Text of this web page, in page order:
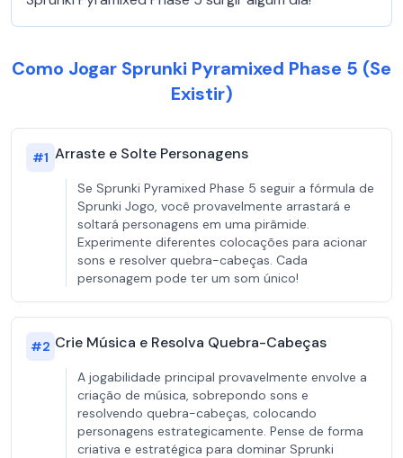
Como Jogar Sprunki Pyramixed Phase 5 (Se
Existir)
#1 Arraste e Solte Personagens
Se Sprunki Pyramixed Phase 5 seguir a fórmula de
Sprunki Jogo, você provavelmente arrastará e
soltará personagens em uma pirâmide.
Experimente diferentes colocações para acionar
sons e resolver quebra-cabeças. Cada
personagem pode ter um som único!
#2 Crie Música e Resolva Quebra-Cabeças
A jogabilidade principal provavelmente envolve a
criação de música, sobrepondo sons e
resolvendo quebra-cabeças, colocando
personagens estrategicamente. Pense de forma
criativa e estratégica para dominar Sprunki